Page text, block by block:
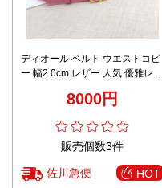
ディオール ベルト ウエストコピ
ー 幅2.0cm レザー 人気 優雅レデ
8000円
販売個数3件
佐川急便 HOT